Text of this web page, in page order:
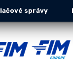
správy